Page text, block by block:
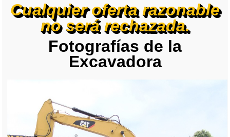
Cualquier oferta razonable
no será rechazada.
Fotografías de la
Excavadora